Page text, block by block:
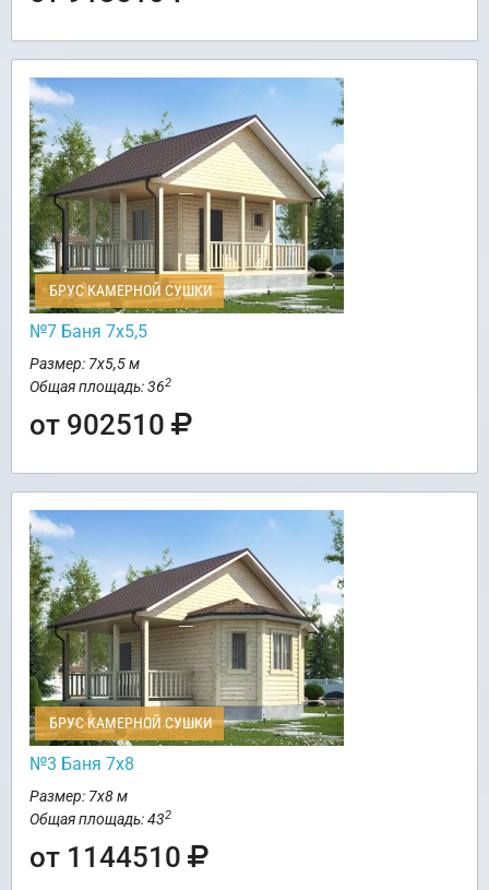
БРУС КАМЕРНОЙ СУШКИ
№7 Баня 7х5,5
Размер: 7х5,5 м
Общая площадь: 362
от 902510
БРУС КАМЕРНОЙ СУШКИ
№3 Баня 7х8
Размер: 7х8 м
Общая площадь: 432
от 1144510